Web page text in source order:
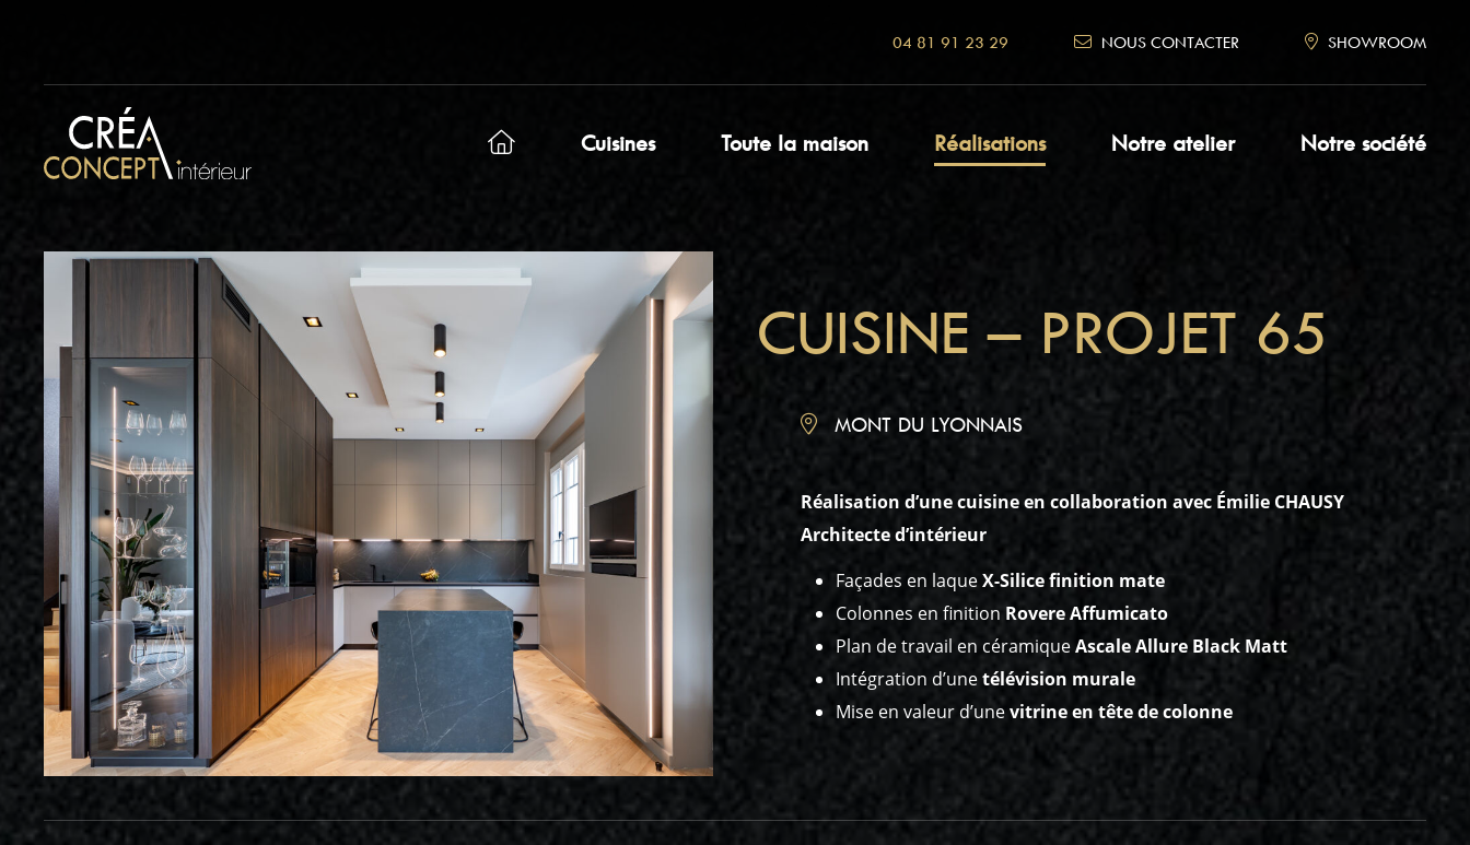
04 81 91 23 29 NOUS CONTACTER SHOWROOM
Cuisines Toute la maison Réalisations Notre atelier Notre société
CUISINE – PROJET 65
MONT DU LYONNAIS
Réalisation d’une cuisine en collaboration avec Émilie CHAUSY
Architecte d’intérieur
Façades en laqueX-Silice finition mate
Colonnes en finition Rovere Affumicato
Plan de travail en céramiqueAscale Allure Black Matt
Intégration d’unetélévision murale
Mise en valeur d’unevitrine en tête de colonne